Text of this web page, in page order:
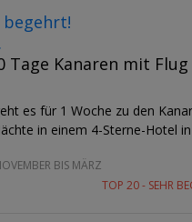
begehrt!
Tage Kanaren mit
es für 1 Woche zu den
in einem 4-Sterne-Hotel
BIS MÄRZ
TOP 20 - SEHR